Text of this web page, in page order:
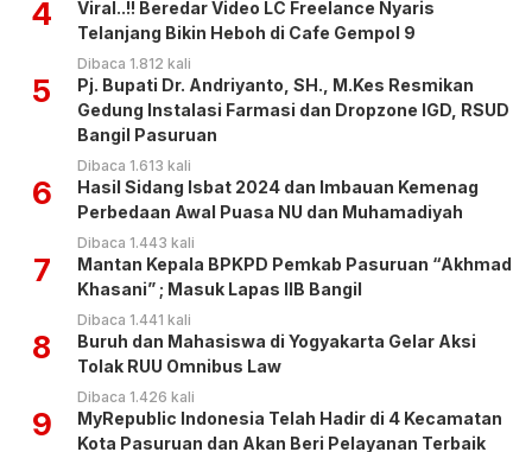
4
Viral..!! Beredar Video LC Freelance Nyaris
Telanjang Bikin Heboh di Cafe Gempol 9
Dibaca 1.812 kali
5
Pj. Bupati Dr. Andriyanto, SH., M.Kes Resmikan
Gedung Instalasi Farmasi dan Dropzone IGD, RSUD
Bangil Pasuruan
Dibaca 1.613 kali
6
Hasil Sidang Isbat 2024 dan Imbauan Kemenag
Perbedaan Awal Puasa NU dan Muhamadiyah
Dibaca 1.443 kali
7
Mantan Kepala BPKPD Pemkab Pasuruan “Akhmad
Khasani” ; Masuk Lapas IIB Bangil
Dibaca 1.441 kali
8
Buruh dan Mahasiswa di Yogyakarta Gelar Aksi
Tolak RUU Omnibus Law
Dibaca 1.426 kali
9
MyRepublic Indonesia Telah Hadir di 4 Kecamatan
Kota Pasuruan dan Akan Beri Pelayanan Terbaik